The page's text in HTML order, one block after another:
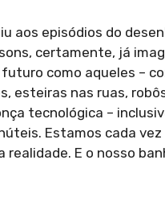
aos episódios do
certamente, já
como aqueles –
esteiras nas ruas,
tecnológica –
Estamos cada vez
realidade. E o nosso